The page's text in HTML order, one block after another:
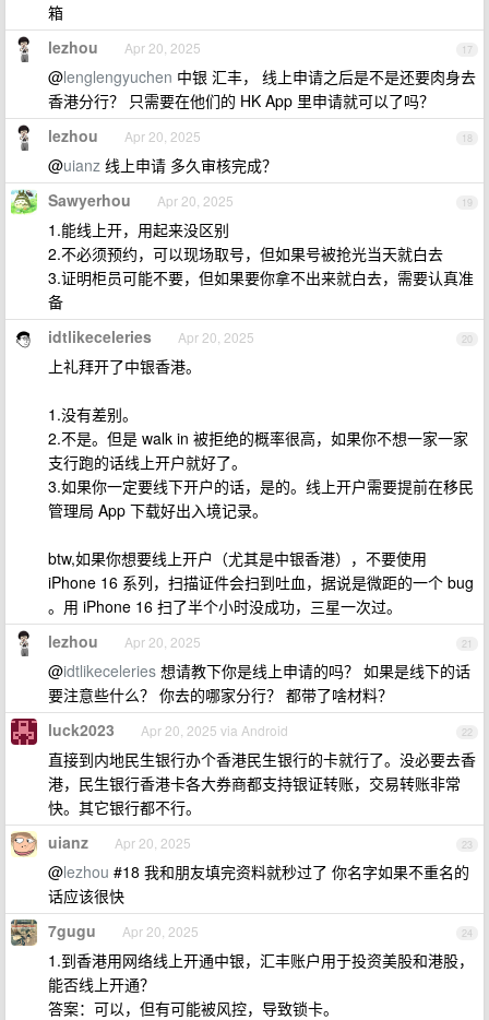
箱
17
lezhou Apr 20, 2025
@lenglengyuchen 中银 汇丰， 线上申请之后是不是还要肉身去
香港分行？ 只需要在他们的 HK App 里申请就可以了吗？
18
lezhou Apr 20, 2025
@uianz 线上申请 多久审核完成？
19
Sawyerhou Apr 20, 2025
1.能线上开，用起来没区别
2.不必须预约，可以现场取号，但如果号被抢光当天就白去
3.证明柜员可能不要，但如果要你拿不出来就白去，需要认真准
备
20
idtlikeceleries Apr 20, 2025
上礼拜开了中银香港。
1.没有差别。
2.不是。但是 walk in 被拒绝的概率很高，如果你不想一家一家
支行跑的话线上开户就好了。
3.如果你一定要线下开户的话，是的。线上开户需要提前在移民
管理局 App 下载好出入境记录。
btw,如果你想要线上开户（尤其是中银香港），不要使用
iPhone 16 系列，扫描证件会扫到吐血，据说是微距的一个 bug
。用 iPhone 16 扫了半个小时没成功，三星一次过。
21
lezhou Apr 20, 2025
@idtlikeceleries 想请教下你是线上申请的吗？ 如果是线下的话
要注意些什么？ 你去的哪家分行？ 都带了啥材料？
22
luck2023 Apr 20, 2025 via Android
直接到内地民生银行办个香港民生银行的卡就行了。没必要去香
港，民生银行香港卡各大券商都支持银证转账，交易转账非常
快。其它银行都不行。
23
uianz Apr 20, 2025
@lezhou #18 我和朋友填完资料就秒过了 你名字如果不重名的
话应该很快
24
7gugu Apr 20, 2025
1.到香港用网络线上开通中银，汇丰账户用于投资美股和港股，
能否线上开通？
答案：可以，但有可能被风控，导致锁卡。